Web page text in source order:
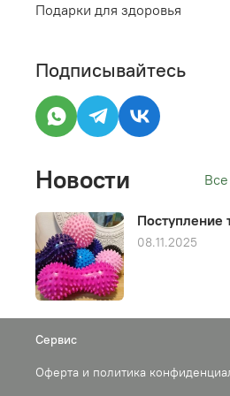
Подарки для здоровья
Подписывайтесь
Новости
Поступление
08.11.2025
Сервис
Оферта и политика